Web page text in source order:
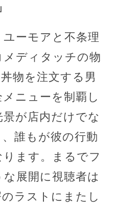
ーモアと不条理
ディタッチの物
物を注文する男
ニューを制覇し
が店内だけでな
誰もが彼の行動
ます。まるでフ
展開に視聴者は
ラストにまたし